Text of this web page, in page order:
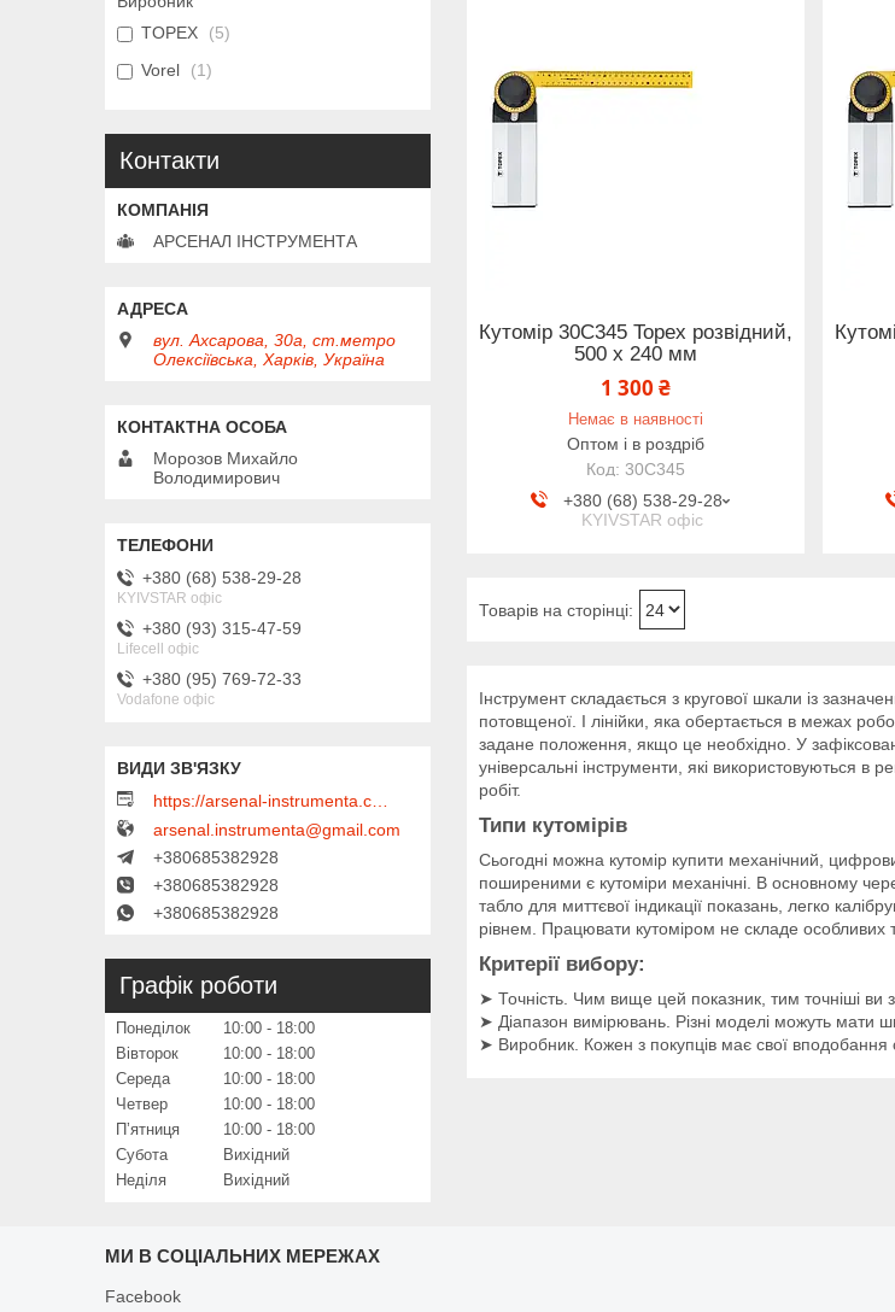
Кутомір 30C345 Topex розвідний,
500 x 240 мм
1 300 ₴
Немає в наявності
Оптом і в роздріб
30C345
+380 (68) 538-29-28
KYIVSTAR офіс
Інструмент складається з кругової шкали із
потовщеної. І лінійки, яка обертається в межах
задане положення, якщо це необхідно. У
універсальні інструменти, які використовуються в
робіт.
Типи кутомірів
Сьогодні можна кутомір купити механічний,
поширеними є кутоміри механічні. В основному
табло для миттєвої індикації показань, легко
рівнем. Працювати кутоміром не складе особливих
Критерії вибору:
➤ Точність. Чим вище цей показник, тим точніші ви
➤ Діапазон вимірювань. Різні моделі можуть мати
➤ Виробник. Кожен з покупців має свої вподобання
TOPEX
5
Vorel
1
Контакти
АРСЕНАЛ ІНСТРУМЕНТА
вул. Ахсарова, 30а, ст.метро
Олексіївська, Харків, Україна
Морозов Михайло
Володимирович
+380 (68) 538-29-28
KYIVSTAR офіс
+380 (93) 315-47-59
Lifecell офіс
+380 (95) 769-72-33
Vodafone офіс
arsenal.instrumenta@gmail.com
+380685382928
+380685382928
+380685382928
Графік роботи
Понеділок 10:00
18:00
Вівторок
10:00
18:00
Середа
10:00
18:00
Четвер
10:00
18:00
Пʼятниця
10:00
18:00
Субота
Вихідний
Неділя
Вихідний
МИ В СОЦІАЛЬНИХ МЕРЕЖАХ
Facebook